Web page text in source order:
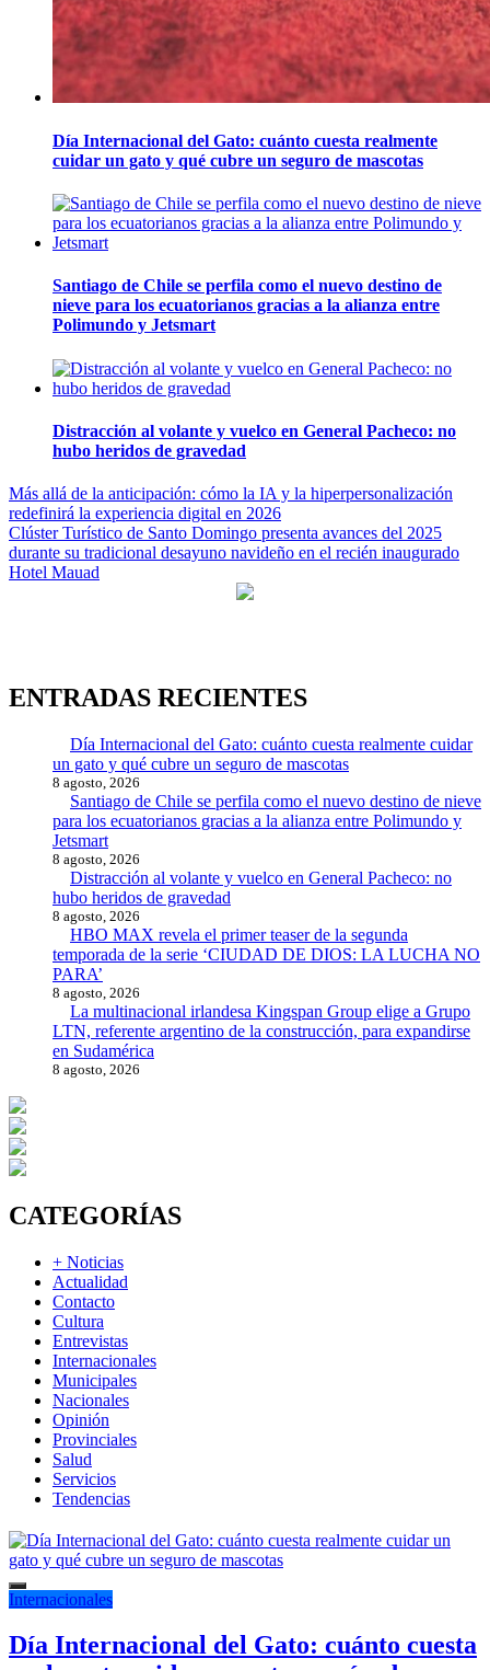
Día Internacional del Gato: cuánto cuesta realmente
cuidar un gato y qué cubre un seguro de mascotas
Santiago de Chile se perfila como el nuevo destino de
nieve para los ecuatorianos gracias a la alianza entre
Polimundo y Jetsmart
Distracción al volante y vuelco en General Pacheco: no
hubo heridos de gravedad
Navegación
de
entradas
Más allá de la anticipación: cómo la IA y la hiperpersonalización
redefinirá la experiencia digital en 2026
Clúster Turístico de Santo Domingo presenta avances del 2025
durante su tradicional desayuno navideño en el recién inaugurado
Hotel Mauad
ENTRADAS RECIENTES
Día Internacional del Gato: cuánto cuesta realmente cuidar
un gato y qué cubre un seguro de mascotas
8 agosto, 2026
Santiago de Chile se perfila como el nuevo destino de nieve
para los ecuatorianos gracias a la alianza entre Polimundo y
Jetsmart
8 agosto, 2026
Distracción al volante y vuelco en General Pacheco: no
hubo heridos de gravedad
8 agosto, 2026
HBO MAX revela el primer teaser de la segunda
temporada de la serie ‘CIUDAD DE DIOS: LA LUCHA NO
PARA’
8 agosto, 2026
La multinacional irlandesa Kingspan Group elige a Grupo
LTN, referente argentino de la construcción, para expandirse
en Sudamérica
8 agosto, 2026
CATEGORÍAS
+ Noticias
Actualidad
Contacto
Cultura
Entrevistas
Internacionales
Municipales
Nacionales
Opinión
Provinciales
Salud
Servicios
Tendencias
Internacionales
Día Internacional del Gato: cuánto cuesta